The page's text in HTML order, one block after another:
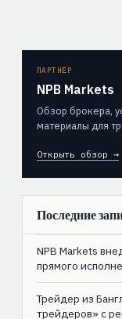
ПАРТНЁР
NPB Markets
Обзор брокера,
материалы для
Открыть обзор →
Последние
NPB Markets
прямого
Трейдер из
трейдеров» с